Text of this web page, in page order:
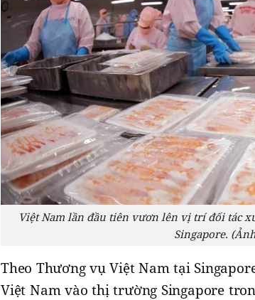
Việt Nam lần đầu tiên vươn lên vị trí đối tác
Singapore.
Theo Thương vụ Việt Nam tại
Việt Nam vào thị trường Singapore